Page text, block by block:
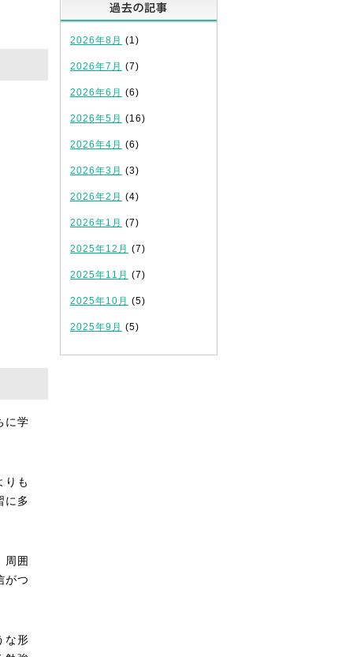
に学
りも
に多
周囲
がつ
な形
2026年8月 (1)
2026年7月 (7)
2026年6月 (6)
2026年5月 (16)
2026年4月 (6)
2026年3月 (3)
2026年2月 (4)
2026年1月 (7)
2025年12月 (7)
2025年11月 (7)
2025年10月 (5)
2025年9月 (5)